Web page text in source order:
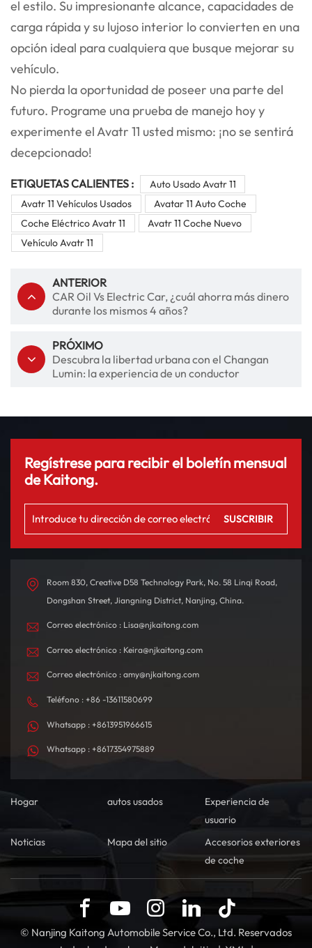
el estilo. Su impresionante alcance, capacidades de
carga rápida y su lujoso interior lo convierten en una
opción ideal para cualquiera que busque mejorar su
vehículo.
No pierda la oportunidad de poseer una parte del
futuro. Programe una prueba de manejo hoy y
experimente el Avatr 11 usted mismo: ¡no se sentirá
decepcionado!
ETIQUETAS CALIENTES :
Auto Usado Avatr 11
Avatr 11 Vehículos Usados
Avatar 11 Auto Coche
Coche Eléctrico Avatr 11
Avatr 11 Coche Nuevo
Vehículo Avatr 11
ANTERIOR
CAR Oil Vs Electric Car, ¿cuál ahorra más dinero
durante los mismos 4 años?
PRÓXIMO
Descubra la libertad urbana con el Changan
Lumin: la experiencia de un conductor
Regístrese para recibir el boletín mensual
de Kaitong.
Room 830, Creative D58 Technology Park, No. 58 Linqi Road,
Dongshan Street, Jiangning District, Nanjing, China.
Correo electrónico : Lisa@njkaitong.com
Correo electrónico : Keira@njkaitong.com
Correo electrónico : amy@njkaitong.com
Teléfono : +86 -13611580699
Whatsapp : +8613951966615
Whatsapp : +8617354975889
Hogar autos usados
Experiencia de
usuario
Noticias
Mapa del sitio
Accesorios exteriores
de coche
© Nanjing Kaitong Automobile Service Co., Ltd. Reservados